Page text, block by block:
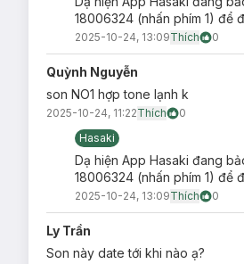
Đậy nắp kín sau khi sử dụng.
Lưu ý:
Ngày sản xuất:
Hạn sử dụng:03 năm kể từ
Lưu ý: Tác dụng có thể khác
18006324 (nhấn phím 1) để
2025-10-24, 13:09Thích 0
Quỳnh Nguyễn
son NO1 hợp tone lạnh k
2025-10-24, 11:22Thích
0
Hasaki
Dạ hiện App Hasaki đang
18006324 (nhấn phím 1) để
2025-10-24, 13:09Thích 0
Ly Trần
Son này date tới khi nào ạ?